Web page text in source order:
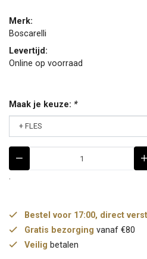
Merk:
Boscarelli
Levertijd:
Online op voorraad
Maak je keuze: *
.
Bestel voor 17:00, direct
Gratis bezorging vanaf €80
Veilig betalen